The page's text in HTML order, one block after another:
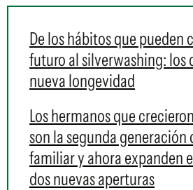
De los hábitos que pueden
futuro al silverwashing: los
nueva longevidad
Los hermanos que
son la segunda generación
familiar y ahora expanden
dos nuevas aperturas